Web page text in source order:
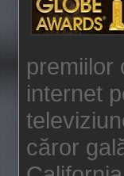
premiilor
internet
căror